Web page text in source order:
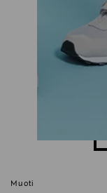
Muoti